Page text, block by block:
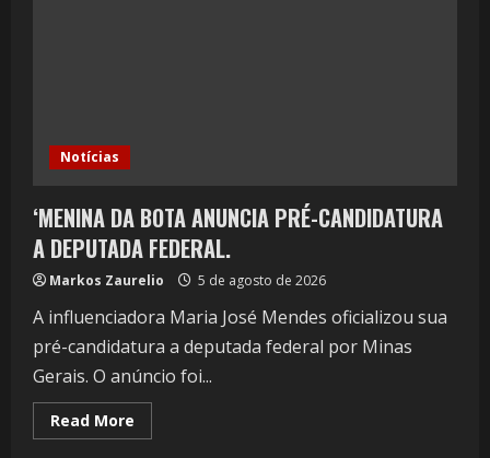
Notícias
‘MENINA DA BOTA ANUNCIA PRÉ-CANDIDATURA
A DEPUTADA FEDERAL.
Markos Zaurelio 5 de agosto de 2026
A influenciadora Maria José Mendes oficializou sua
pré-candidatura a deputada federal por Minas
Gerais. O anúncio foi...
Read More